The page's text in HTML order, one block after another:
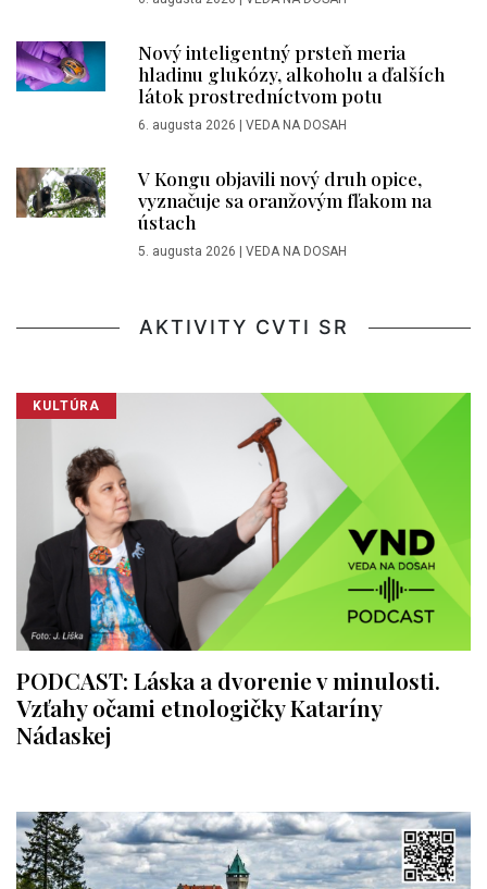
Nový inteligentný prsteň meria
hladinu glukózy, alkoholu a ďalších
látok prostredníctvom potu
6. augusta 2026 | VEDA NA DOSAH
V Kongu objavili nový druh opice,
vyznačuje sa oranžovým fľakom na
ústach
5. augusta 2026 | VEDA NA DOSAH
AKTIVITY CVTI SR
KULTÚRA
PODCAST: Láska a dvorenie v minulosti.
Vzťahy očami etnologičky Kataríny
Nádaskej